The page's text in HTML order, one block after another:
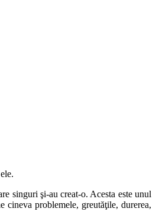
singuri şi-au creat-o. Acesta este unul
cineva problemele, greutăţile, durerea,